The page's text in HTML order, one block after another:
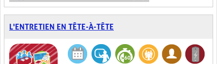
L'ENTRETIEN EN TÊTE-À-TÊTE